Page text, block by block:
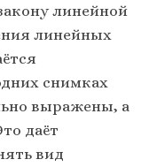
линейной
линейных
снимках
выражены, а
даёт
вид